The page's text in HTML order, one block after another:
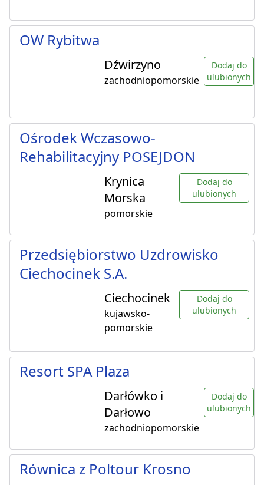
OW Rybitwa
Dźwirzyno
zachodniopomorskie
Dodaj do
ulubionych
Ośrodek Wczasowo-
Rehabilitacyjny POSEJDON
Krynica
Morska
pomorskie
Dodaj do
ulubionych
Przedsiębiorstwo Uzdrowisko
Ciechocinek S.A.
Ciechocinek
kujawsko-
pomorskie
Dodaj do
ulubionych
Resort SPA Plaza
Darłówko i
Darłowo
zachodniopomorskie
Dodaj do
ulubionych
Równica z Poltour Krosno